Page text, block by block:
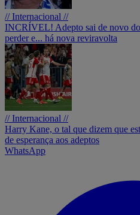
// Internacional //
INCRÍVEL! Adepto sai de novo
perder e... há nova reviravolta
// Internacional //
Harry Kane, o tal que dizem que
de esperança aos adeptos
WhatsApp